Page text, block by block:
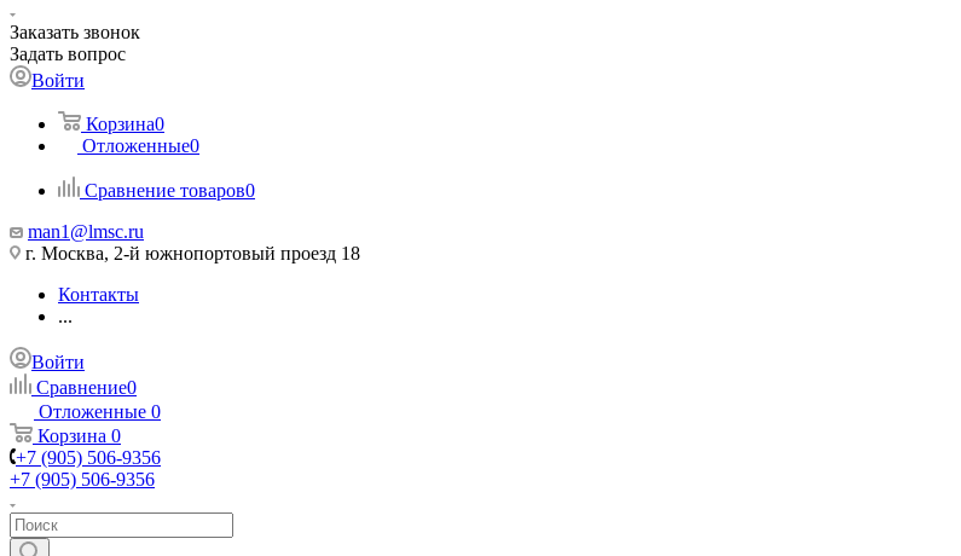
Заказать звонок
Задать вопрос
Войти
Корзина0
Отложенные0
Сравнение товаров0
man1@lmsc.ru
г. Москва, 2-й южнопортовый проезд 18
Контакты
...
Войти
Сравнение0
Отложенные 0
Корзина 0
+7 (905) 506-9356
+7 (905) 506-9356